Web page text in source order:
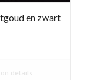
en zwart
details